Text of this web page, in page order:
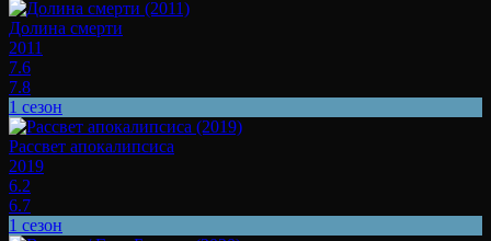
Долина смерти
2011
7.6
7.8
1 сезон
Рассвет апокалипсиса
2019
6.2
6.7
1 сезон